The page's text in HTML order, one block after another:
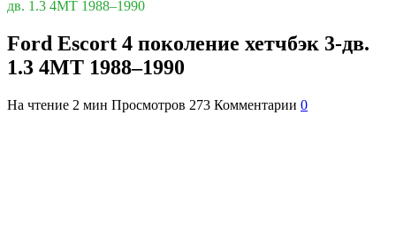
дв. 1.3 4MT 1988–1990
Ford Escort 4 поколение хетчбэк 3-дв.
1.3 4MT 1988–1990
На чтение 2 мин Просмотров 273 Комментарии 0